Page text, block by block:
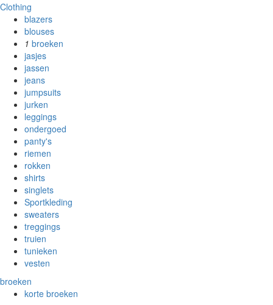
Clothing
blazers
blouses
1 broeken
jasjes
jassen
jeans
jumpsuits
jurken
leggings
ondergoed
panty's
riemen
rokken
shirts
singlets
Sportkleding
sweaters
treggings
truien
tunieken
vesten
broeken
korte broeken